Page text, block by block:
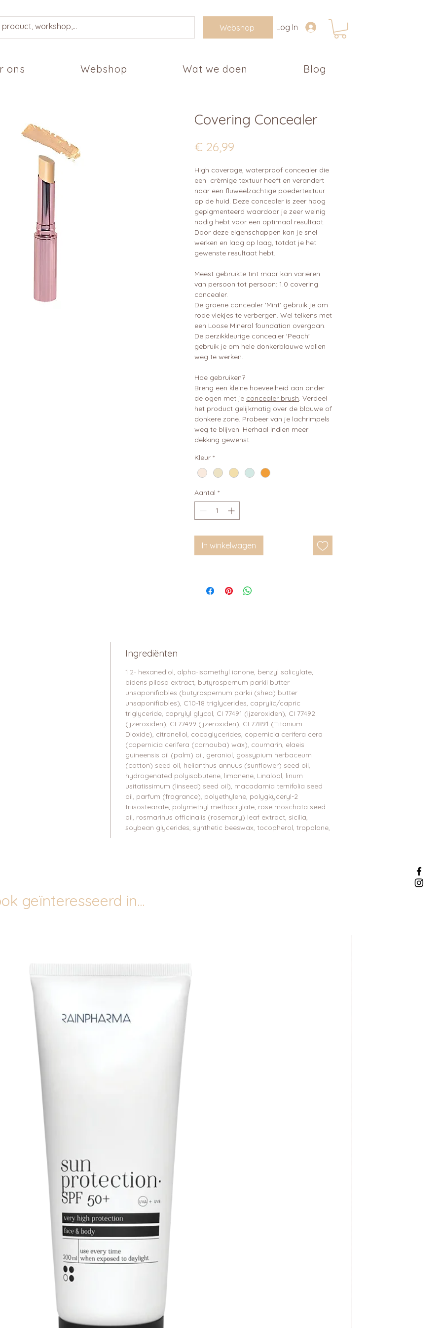
Webshop Log In
ons Webshop Wat we doen Blog
Covering Concealer
€ 26,99
High coverage, waterproof concealer die
een crèmige textuur heeft en verandert
naar een fluweelzachtige poedertextuur
op de huid. Deze concealer is zeer hoog
gepigmenteerd waardoor je zeer weinig
nodig hebt voor een optimaal resultaat.
Door deze eigenschappen kan je snel
werken en laag op laag, totdat je het
gewenste resultaat hebt.
Meest gebruikte tint maar kan variëren
van persoon tot persoon: 1.0 covering
concealer.
De groene concealer 'Mint' gebruik je om
rode vlekjes te verbergen. Wel telkens met
een Loose Mineral foundation overgaan.
De perzikkleurige concealer 'Peach'
gebruik je om hele donkerblauwe wallen
weg te werken.
Hoe gebruiken?
Breng een kleine hoeveelheid aan onder
de ogen met je concealer brush. Verdeel
het product gelijkmatig over de blauwe of
donkere zone. Probeer van je lachrimpels
weg te blijven. Herhaal indien meer
dekking gewenst.
Kleur *
Aantal *
In winkelwagen
Ingrediënten
1.2- hexanediol, alpha-isomethyl ionone, benzyl salicylate,
bidens pilosa extract, butyrospernum parkii butter
unsaponifiables (butyrospernum parkii (shea) butter
unsaponifiables), C10-18 triglycerides, caprylic/capric
triglyceride, caprylyl glycol, CI 77491 (ijzeroxiden), CI 77492
(ijzeroxiden), CI 77499 (ijzeroxiden), CI 77891 (Titanium
Dioxide), citronellol, cocoglycerides, copernicia cerifera cera
(copernicia cerifera (carnauba) wax), coumarin, elaeis
guineensis oil (palm) oil, geraniol, gossypium herbaceum
(cotton) seed oil, helianthus annuus (sunflower) seed oil,
hydrogenated polyisobutene, limonene, Linalool, linum
usitatissimum (linseed) seed oil), macadamia ternifolia seed
oil, parfum (fragrance), polyethylene, polygkyceryl-2
triisostearate, polymethyl methacrylate, rose moschata seed
oil, rosmarinus officinalis (rosemary) leaf extract, sicilia,
soybean glycerides, synthetic beeswax, tocopherol, tropolone,
geïnteresseerd in...